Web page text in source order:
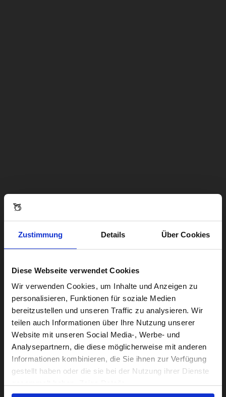
Zustimmung Details Über Cookies
Diese Webseite verwendet Cookies
Wir verwenden Cookies, um Inhalte und Anzeigen zu
personalisieren, Funktionen für soziale Medien
bereitzustellen und unseren Traffic zu analysieren. Wir
teilen auch Informationen über Ihre Nutzung unserer
Website mit unseren Social Media-, Werbe- und
Analysepartnern, die diese möglicherweise mit anderen
Informationen kombinieren, die Sie ihnen zur Verfügung
gestellt haben oder die sie bei der Nutzung ihrer Dienste
Visiting from the United States?
For a better experience, please visit our:
US website
No, stay here